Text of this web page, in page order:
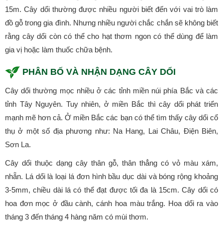
15m. Cây dổi thường được nhiều người biết đến với vai trò làm
đồ gỗ trong gia đình. Nhưng nhiều người chắc chắn sẽ không biết
rằng cây dổi còn có thể cho hạt thơm ngon có thể dùng để làm
gia vị hoặc làm thuốc chữa bệnh.
PHÂN BỐ VÀ NHẬN DẠNG CÂY DỔI
Cây dổi thường mọc nhiều ở các tỉnh miền núi phía Bắc và các
tỉnh Tây Nguyên. Tuy nhiên, ở miền Bắc thì cây dổi phát triển
mạnh mẽ hơn cả. Ở miền Bắc các bạn có thể tìm thấy cây dổi cổ
thụ ở một số địa phương như: Na Hang, Lai Châu, Điện Biên,
Sơn La.
Cây dổi thuộc dạng cây thân gỗ, thân thẳng có vỏ màu xám,
nhẵn. Lá dổi là loại lá đơn hình bầu dục dài và bóng rộng khoảng
3-5mm, chiều dài lá có thể đạt được tối đa là 15cm. Cây dổi có
hoa đơn mọc ở đầu cành, cánh hoa màu trắng. Hoa dổi ra vào
tháng 3 đến tháng 4 hàng năm có mùi thơm.